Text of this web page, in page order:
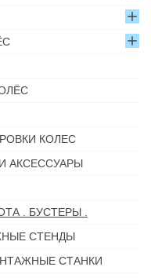
КОЛЕС
АКСЕССУАРЫ
. БУСТЕРЫ .
СТЕНДЫ
СТАНКИ